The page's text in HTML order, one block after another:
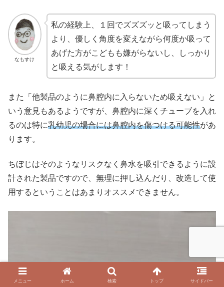
なもすけ
私の経験上、１回でズズズッと吸ってしまう
より、優しく角度を変えながら何度か吸って
あげた方がこどもも嫌がらないし、しっかり
と吸える気がします！
また「他製品のように鼻腔内に入らないため吸えない」と
いう意見もあるようですが、鼻腔内に深くチューブを入れ
るのは特に乳幼児の場合には鼻腔内を傷つける可能性があ
ります。
ちぼじはそのようなリスクなく鼻水を吸引できるように設
計された製品ですので、無理に押し込んだり、改造して使
用するということはあまりオススメできません。
メニュー ホーム 検索 トップ サイドバー